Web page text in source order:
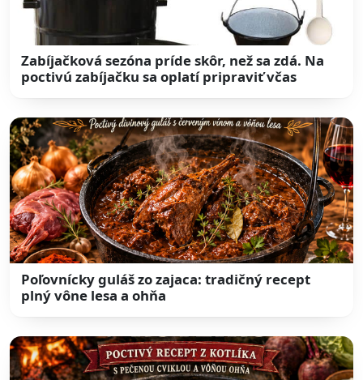
Zabíjačková sezóna príde skôr, než sa zdá. Na
poctivú zabíjačku sa oplatí pripraviť včas
Poľovnícky guláš zo zajaca: tradičný recept
plný vône lesa a ohňa